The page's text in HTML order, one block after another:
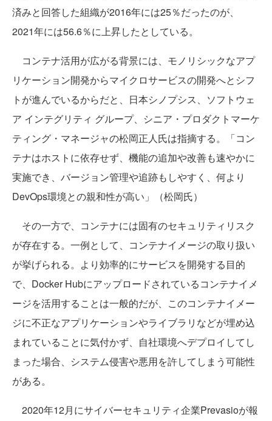
済みと回答した組織が2016年には25％だったのが、
2021年には56.6％に上昇したとしている。
コンテナ活用が広がる背景には、モノリシックなアプ
リケーション開発からマイクロサービスの開発へとシフ
トが進んでいるからだと、日本シノプシス、ソフトウェ
ア インテグリティ グループ、シニア・プロダクトマーケ
ティング・マネージャの松岡正人氏は指摘する。「コン
テナはホストに依存せず、機能の追加や改善も速やかに
実施でき、バージョン管理や追跡もしやすく、何より
DevOps環境との親和性が高い」（松岡氏）
その一方で、コンテナには固有のセキュリティリスク
が存在する。一例として、コンテナイメージの取り扱い
が挙げられる。より効率的にサービスを開発する目的
で、Docker Hubにアップロードされているコンテナイメ
ージを活用することは一般的だが、このコンテナイメー
ジに不正なアプリケーションやライブラリなどが埋め込
まれていることに気付かず、自社環境へデプロイしてし
まった場合、システム侵害や悪用を許してしまう可能性
がある。
2020年12月にサイバーセキュリティ企業Prevasioが報